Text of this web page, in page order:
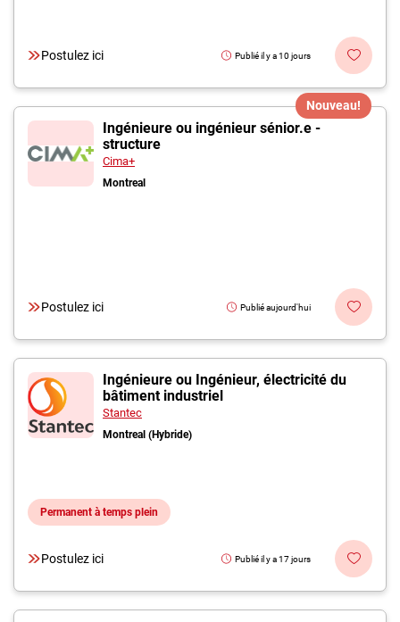
Postulez ici Publié il y a 10 jours
Nouveau!
Ingénieure ou ingénieur sénior.e -
structure
Cima+
Montreal
Postulez ici Publié aujourd'hui
Ingénieure ou Ingénieur, électricité du
bâtiment industriel
Stantec
Montreal (Hybride)
Permanent à temps plein
Postulez ici Publié il y a 17 jours